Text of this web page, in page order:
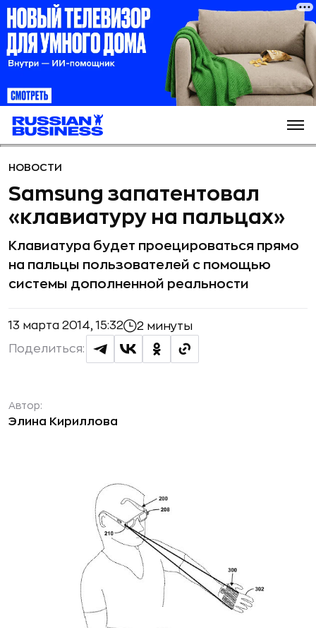
НОВОСТИ
Samsung запатентовал
«клавиатуру на пальцах»
Клавиатура будет проецироваться прямо
на пальцы пользователей с помощью
системы дополненной реальности
13 марта 2014, 15:32 2 минуты
Поделиться:
Автор:
Элина Кириллова